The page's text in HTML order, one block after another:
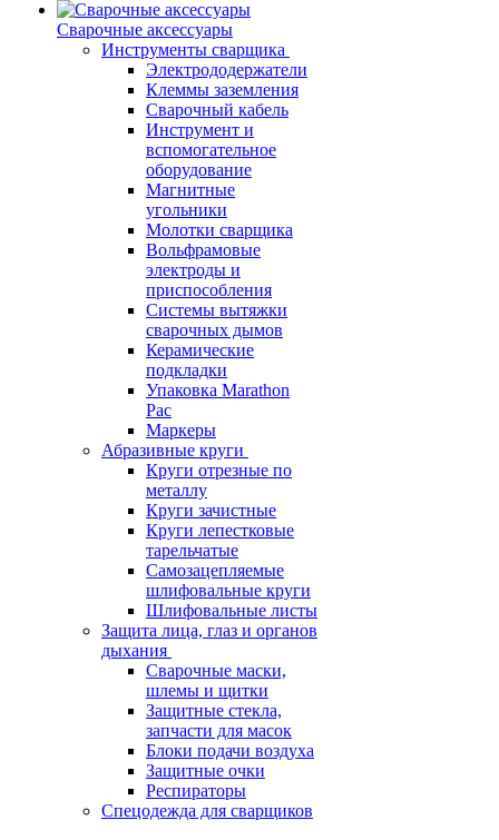
Сварочные аксессуары
Инструменты сварщика
Электрододержатели
Клеммы заземления
Сварочный кабель
Инструмент и
вспомогательное
оборудование
Магнитные
угольники
Молотки сварщика
Вольфрамовые
электроды и
приспособления
Системы вытяжки
сварочных дымов
Керамические
подкладки
Упаковка Marathon
Pac
Маркеры
Абразивные круги
Круги отрезные по
металлу
Круги зачистные
Круги лепестковые
тарельчатые
Самозацепляемые
шлифовальные круги
Шлифовальные листы
Защита лица, глаз и органов
дыхания
Сварочные маски,
шлемы и щитки
Защитные стекла,
запчасти для масок
Блоки подачи воздуха
Защитные очки
Респираторы
Спецодежда для сварщиков